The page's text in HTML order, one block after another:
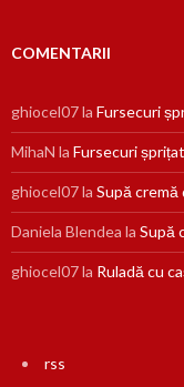
COMENTARII
ghiocel07la Fursecuri
MihaN la Fursecuri
ghiocel07la Supă cremă
Daniela Blendea la Supă
ghiocel07la Ruladă cu
rss